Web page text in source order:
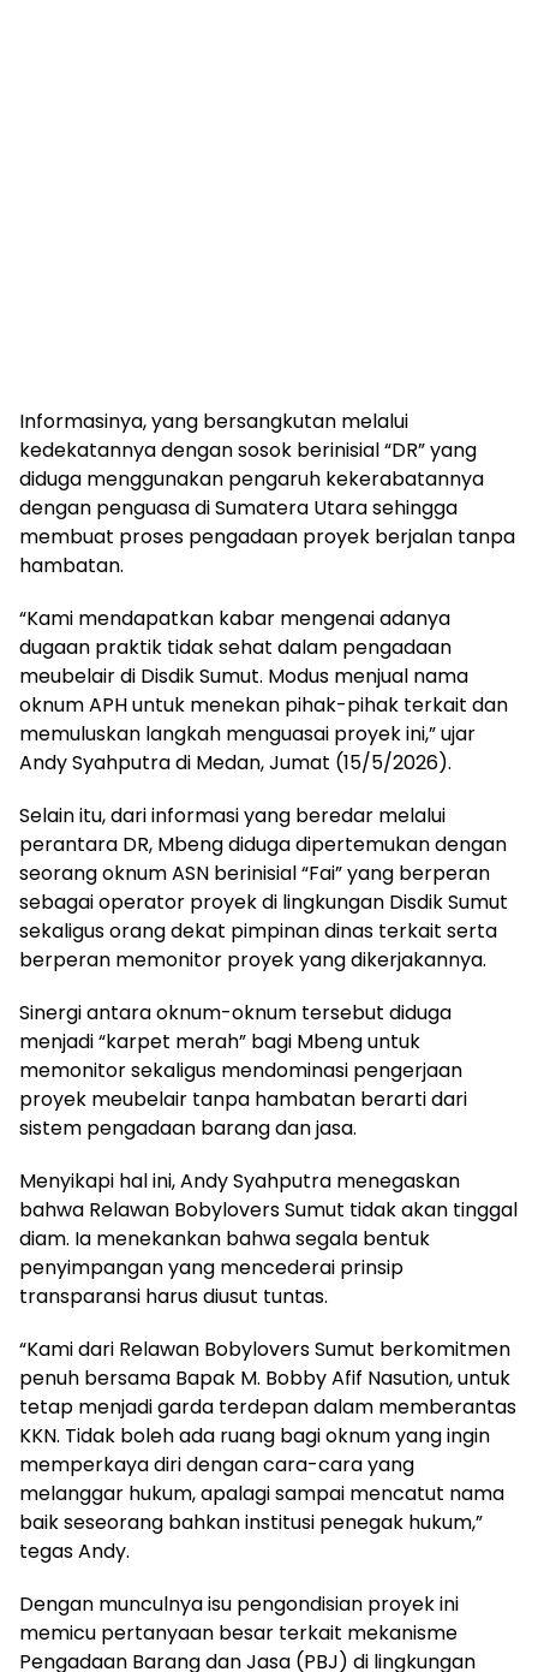
Informasinya, yang bersangkutan melalui
kedekatannya dengan sosok berinisial “DR” yang
diduga menggunakan pengaruh kekerabatannya
dengan penguasa di Sumatera Utara sehingga
membuat proses pengadaan proyek berjalan tanpa
hambatan.
“Kami mendapatkan kabar mengenai adanya
dugaan praktik tidak sehat dalam pengadaan
meubelair di Disdik Sumut. Modus menjual nama
oknum APH untuk menekan pihak-pihak terkait dan
memuluskan langkah menguasai proyek ini,” ujar
Andy Syahputra di Medan, Jumat (15/5/2026).
Selain itu, dari informasi yang beredar melalui
perantara DR, Mbeng diduga dipertemukan dengan
seorang oknum ASN berinisial “Fai” yang berperan
sebagai operator proyek di lingkungan Disdik Sumut
sekaligus orang dekat pimpinan dinas terkait serta
berperan memonitor proyek yang dikerjakannya.
Sinergi antara oknum-oknum tersebut diduga
menjadi “karpet merah” bagi Mbeng untuk
memonitor sekaligus mendominasi pengerjaan
proyek meubelair tanpa hambatan berarti dari
sistem pengadaan barang dan jasa.
Menyikapi hal ini, Andy Syahputra menegaskan
bahwa Relawan Bobylovers Sumut tidak akan tinggal
diam. Ia menekankan bahwa segala bentuk
penyimpangan yang mencederai prinsip
transparansi harus diusut tuntas.
“Kami dari Relawan Bobylovers Sumut berkomitmen
penuh bersama Bapak M. Bobby Afif Nasution, untuk
tetap menjadi garda terdepan dalam memberantas
KKN. Tidak boleh ada ruang bagi oknum yang ingin
memperkaya diri dengan cara-cara yang
melanggar hukum, apalagi sampai mencatut nama
baik seseorang bahkan institusi penegak hukum,”
tegas Andy.
Dengan munculnya isu pengondisian proyek ini
memicu pertanyaan besar terkait mekanisme
Pengadaan Barang dan Jasa (PBJ) di lingkungan